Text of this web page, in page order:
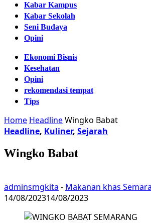
Kabar Kampus
Kabar Sekolah
Seni Budaya
Opini
Ekonomi Bisnis
Kesehatan
Opini
rekomendasi tempat
Tips
Home HeadlineWingko Babat
Headline, Kuliner, Sejarah
Wingko Babat
adminsmgkita - Makanan khas
14/08/202314/08/2023